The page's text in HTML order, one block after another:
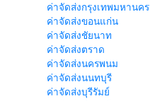
ค่าจัดส่งกรุงเทพมหานคร
ค่าจัดส่งขอนแก่น
ค่าจัดส่งชัยนาท
ค่าจัดส่งตราด
ค่าจัดส่งนครพนม
ค่าจัดส่งนนทบุรี
ค่าจัดส่งบุรีรัมย์